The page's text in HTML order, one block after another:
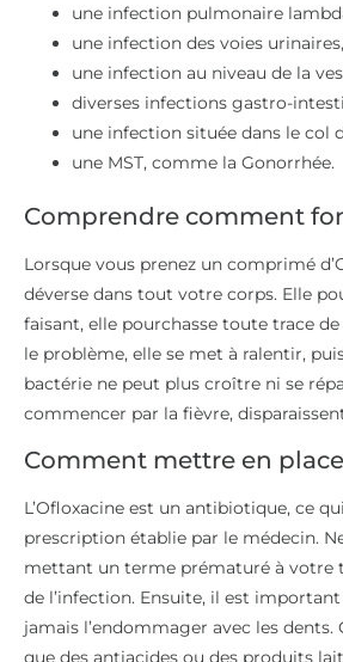
une infection pulmonaire
une infection des voies urinaires,
une infection au niveau de la
diverses infections gastro-
une infection située dans le col
une MST, comme la Gonorrhée.
Comprendre comment
Lorsque vous prenez un comprimé
déverse dans tout votre corps. Elle
faisant, elle pourchasse toute trace
le problème, elle se met à ralentir,
bactérie ne peut plus croître ni se
commencer par la fièvre,
Comment mettre en
L’Ofloxacine est un antibiotique, ce
prescription établie par le médecin.
mettant un terme prématuré à votre
de l’infection. Ensuite, il est
jamais l’endommager avec les
que des antiacides ou des produits